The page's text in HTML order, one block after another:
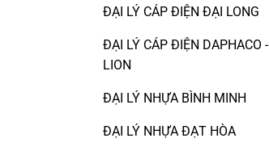
ĐẠI LÝ CÁP ĐIỆN ĐẠI LONG
ĐẠI LÝ CÁP ĐIỆN DAPHACO -
LION
ĐẠI LÝ NHỰA BÌNH MINH
ĐẠI LÝ NHỰA ĐẠT HÒA